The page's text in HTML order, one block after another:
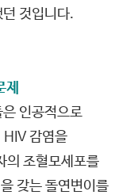
것입니다.
인공적으로
HIV 감염을
의 조혈모세포를
갖는 돌연변이를